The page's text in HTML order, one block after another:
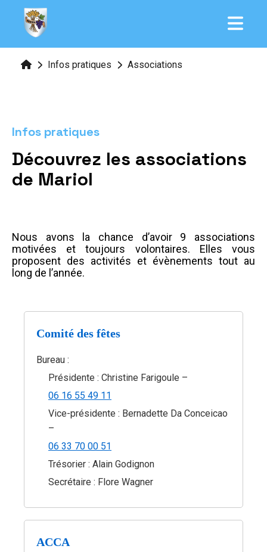
Infos pratiques Associations
Infos pratiques
Découvrez les associations
de Mariol
Nous avons la chance d’avoir 9 associations
motivées et toujours volontaires. Elles vous
proposent des activités et évènements tout au
long de l’année.
Comité des fêtes
Bureau :
Présidente : Christine Farigoule –
06 16 55 49 11
Vice-présidente : Bernadette Da Conceicao
–
06 33 70 00 51
Trésorier : Alain Godignon
Secrétaire : Flore Wagner
ACCA